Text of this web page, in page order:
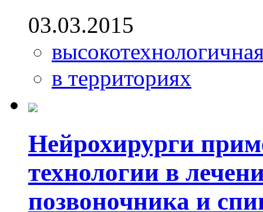
03.03.2015
в территориях
Нейрохирурги
технологии в
позвоночника и